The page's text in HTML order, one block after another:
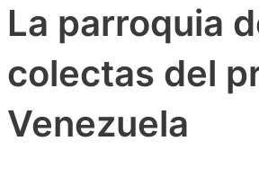
La parroquia
colectas del
Venezuela